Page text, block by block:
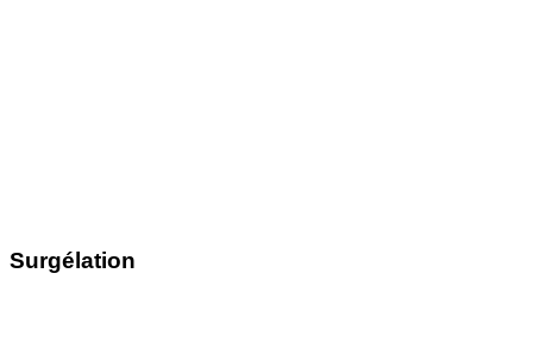
Surgélation